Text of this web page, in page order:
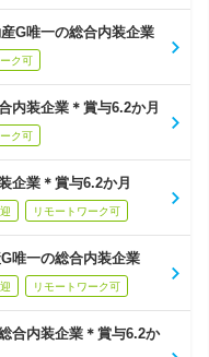
G唯一の総合内装企業
ク可
内装企業＊賞与6.2か月
ク可
企業＊賞与6.2か月
リモートワーク可
唯一の総合内装企業
リモートワーク可
合内装企業＊賞与6.2か